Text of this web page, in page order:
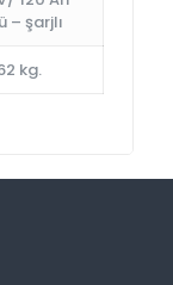
– şarjlı
kg.